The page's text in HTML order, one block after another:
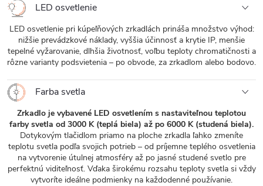
LED osvetlenie
LED osvetlenie pri kúpeľňových zrkadlách prináša množstvo výhod:
nižšie prevádzkové náklady, vyššia účinnosť a krytie IP, menšie
tepelné vyžarovanie, dlhšia životnosť, voľbu teploty chromatičnosti a
rôzne varianty podsvietenia – po obvode, za zrkadlom alebo bodovo.
Farba svetla
Zrkadlo je vybavené LED osvetlením s nastaviteľnou teplotou
farby svetla od 3000 K (teplá biela) až po 6000 K (studená biela).
Dotykovým tlačidlom priamo na ploche zrkadla ľahko zmeníte
teplotu svetla podľa svojich potrieb – od príjemne teplého osvetlenia
na vytvorenie útulnej atmosféry až po jasné studené svetlo pre
perfektnú viditeľnosť. Vďaka širokému rozsahu teploty svetla si vždy
vytvoríte ideálne podmienky na každodenné používanie.